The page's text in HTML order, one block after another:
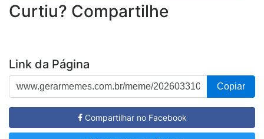
Curtiu? Compartilhe
Link da Página
Copiar
Compartilhar no Facebook